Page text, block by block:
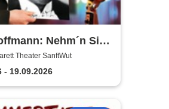
Nehm´n Sie
- Ein Otto Reutter-
Theater SanftWut
- 19.09.2026